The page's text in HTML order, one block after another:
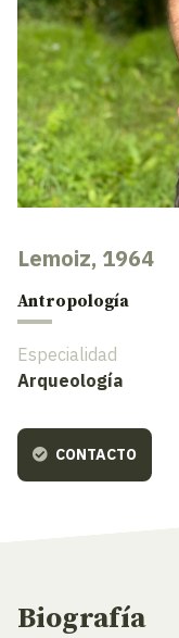
Lemoiz, 1964
Antropología
Especialidad
Arqueología
CONTACTO
Biografía